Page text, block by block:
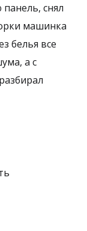
снял
машинка
белья все
а с